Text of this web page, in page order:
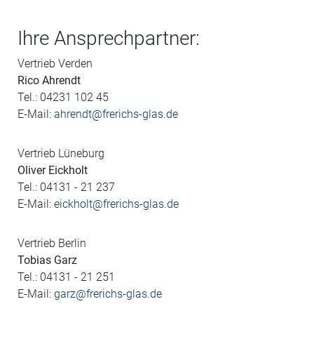
Ihre Ansprechpartner:
Vertrieb Verden
Rico Ahrendt
Tel.: 04231 102 45
E-Mail: ahrendt@frerichs-glas.de
Vertrieb Lüneburg
Oliver Eickholt
Tel.: 04131 - 21 237
E-Mail: eickholt@frerichs-glas.de
Vertrieb Berlin
Tobias Garz
Tel.: 04131 - 21 251
E-Mail: garz@frerichs-glas.de